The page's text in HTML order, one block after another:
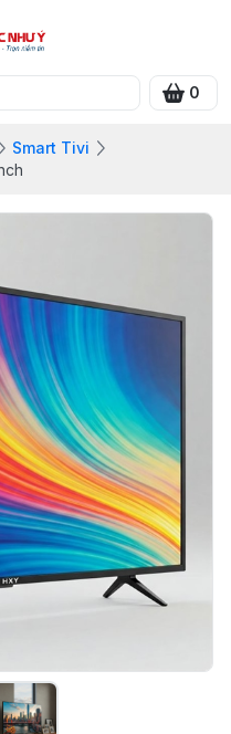
0
Smart Tivi